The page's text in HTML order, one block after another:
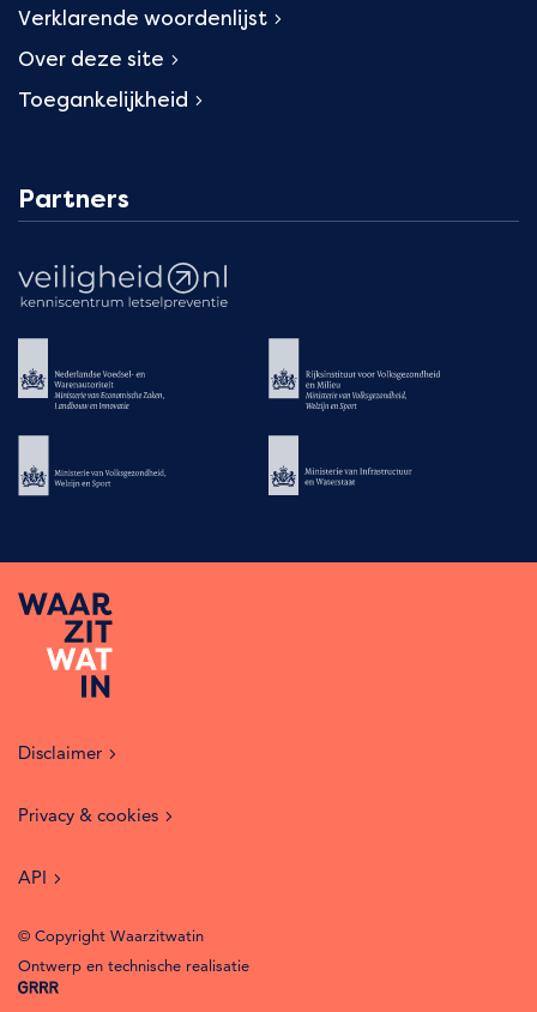
Verklarende woordenlijst
Over deze site
Toegankelijkheid
Partners
Disclaimer
Privacy & cookies
API
© Copyright Waarzitwatin
Ontwerp en technische realisatie